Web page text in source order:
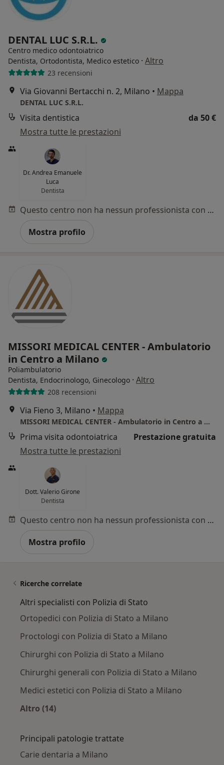
DENTAL LUC S.R.L.
Centro medico odontoiatrico
Dentista, Ortodontista, Medico estetico · Altro
23 recensioni
Via Giovanni Bertacchi n. 2, Milano • Mappa
DENTAL LUC S.R.L.
Visita dentistica
da 50 €
Mostra tutte le prestazioni
Dr. Andrea Emanuele
Luca
Dentista
Questo centro non ha nessun professionista con date disponibili
Mostra profilo
MISSORI MEDICAL CENTER - Ambulatorio
in Centro a Milano
Poliambulatorio
Dentista, Endocrinologo, Ginecologo · Altro
208 recensioni
Via Fieno 3, Milano • Mappa
MISSORI MEDICAL CENTER - Ambulatorio in Centro a Milano
Prima visita odontoiatrica
Prestazione gratuita
Mostra tutte le prestazioni
Dott. Valerio Girone
Dentista
Questo centro non ha nessun professionista con date disponibili
Mostra profilo
Ricerche correlate
Altri specialisti con Polizia di Stato
Ortopedici con Polizia di Stato a Milano
Proctologi con Polizia di Stato a Milano
Chirurghi con Polizia di Stato a Milano
Chirurghi generali con Polizia di Stato a Milano
Medici estetici con Polizia di Stato a Milano
Altro (14)
Principali patologie trattate
Carie dentaria a Milano